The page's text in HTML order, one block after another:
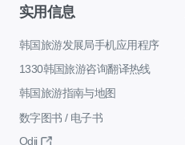
实用信息
韩国旅游发展局手机应用程序
1330韩国旅游咨询翻译热线
韩国旅游指南与地图
数字图书 / 电子书
Odii